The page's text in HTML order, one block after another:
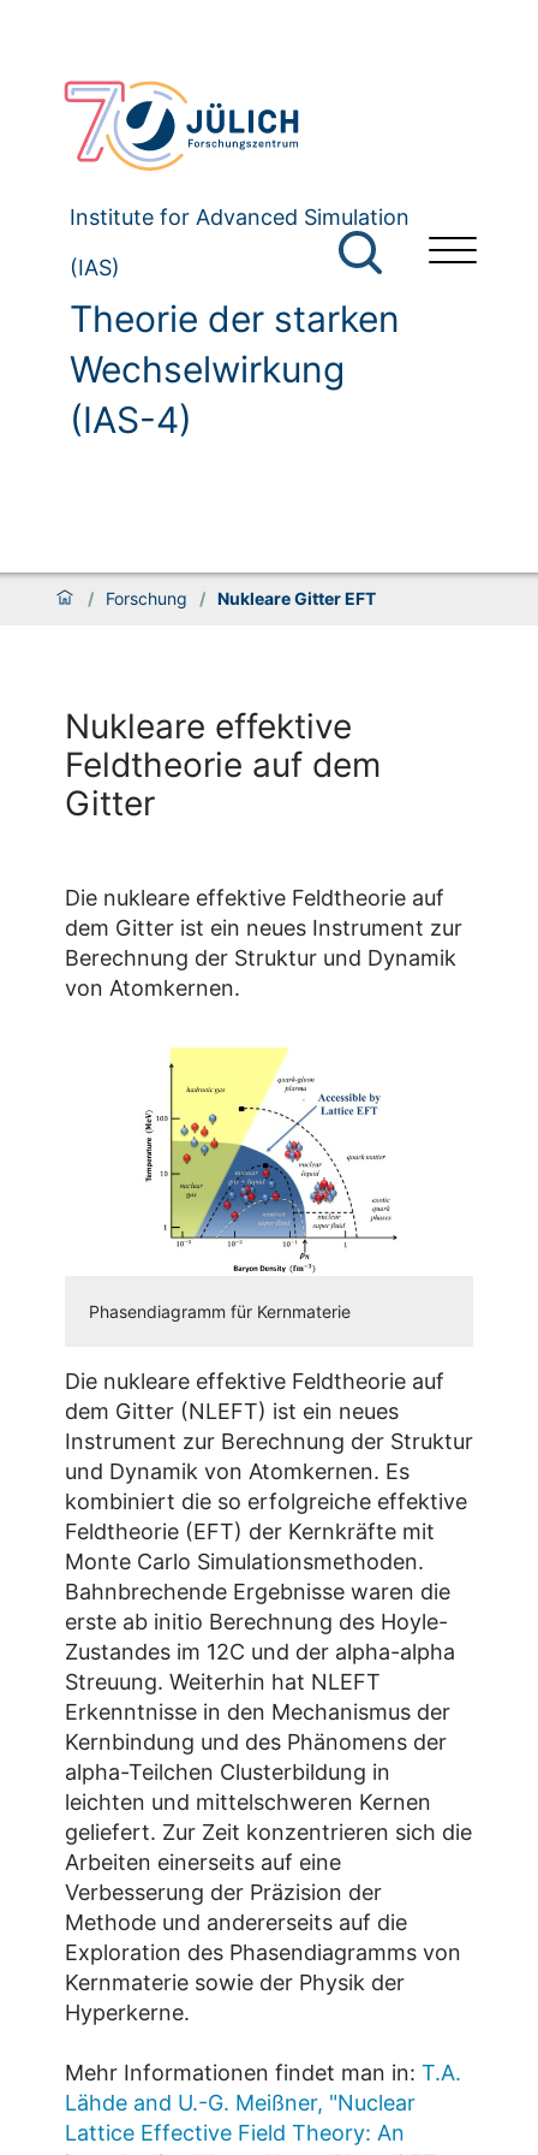
Institute for Advanced Simulation
(IAS)
Theorie der starken
Wechselwirkung
(IAS-4)
/ Forschung / Nukleare Gitter EFT
Nukleare effektive
Feldtheorie auf dem
Gitter
Die nukleare effektive Feldtheorie auf
dem Gitter ist ein neues Instrument zur
Berechnung der Struktur und Dynamik
von Atomkernen.
Phasendiagramm für Kernmaterie
Die nukleare effektive Feldtheorie auf
dem Gitter (NLEFT) ist ein neues
Instrument zur Berechnung der Struktur
und Dynamik von Atomkernen. Es
kombiniert die so erfolgreiche effektive
Feldtheorie (EFT) der Kernkräfte mit
Monte Carlo Simulationsmethoden.
Bahnbrechende Ergebnisse waren die
erste ab initio Berechnung des Hoyle-
Zustandes im 12C und der alpha-alpha
Streuung. Weiterhin hat NLEFT
Erkenntnisse in den Mechanismus der
Kernbindung und des Phänomens der
alpha-Teilchen Clusterbildung in
leichten und mittelschweren Kernen
geliefert. Zur Zeit konzentrieren sich die
Arbeiten einerseits auf eine
Verbesserung der Präzision der
Methode und andererseits auf die
Exploration des Phasendiagramms von
Kernmaterie sowie der Physik der
Hyperkerne.
Mehr Informationen findet man in: T.A.
Lähde and U.-G. Meißner, "Nuclear
Lattice Effective Field Theory: An